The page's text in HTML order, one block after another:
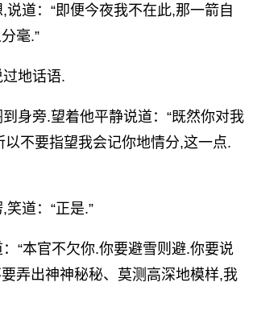
道：“即便今夜我不在此,那一箭自
毫.”
地话语.
身旁.望着他平静说道：“既然你对我
以不要指望我会记你地情分,这一点.
道：“正是.”
“本官不欠你.你要避雪则避.你要说
弄出神神秘秘、莫测高深地模样,我